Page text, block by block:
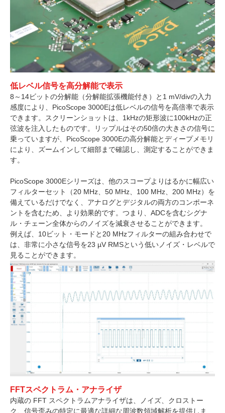
低レベル信号を高分解能で表示
8～14ビットの分解能（分解能拡張機能付き）と1 mV/divの入力
感度により、PicoScope 3000Eは低レベルの信号を高倍率で表示
できます。スクリーンショットは、1kHzの矩形波に100kHzの正
弦波を注入したものです。リップルはその50倍の大きさの信号に
乗っていますが、PicoScope 3000Eの高分解能とディープメモリ
により、ズームインして細部まで確認し、測定することができま
す。
PicoScope 3000Eシリーズは、他のスコープよりはるかに幅広い
フィルターセット（20 MHz、50 MHz、100 MHz、200 MHz）を
備えているだけでなく、アナログとデジタルの両方のコンポーネ
ントを含むため、より効果的です。つまり、ADCを含むシグナ
ル・チェーン全体からのノイズを減衰させることができます。
例えば、10ビット・モードと20 MHzフィルターの組み合わせで
は、非常に小さな信号を23 µV RMSという低いノイズ・レベルで
見ることができます。
FFTスペクトラム・アナライザ
内蔵の FFT スペクトラムアナライザは、ノイズ、クロストー
ク、信号歪みの特定に最適な詳細な周波数領域解析を提供しま